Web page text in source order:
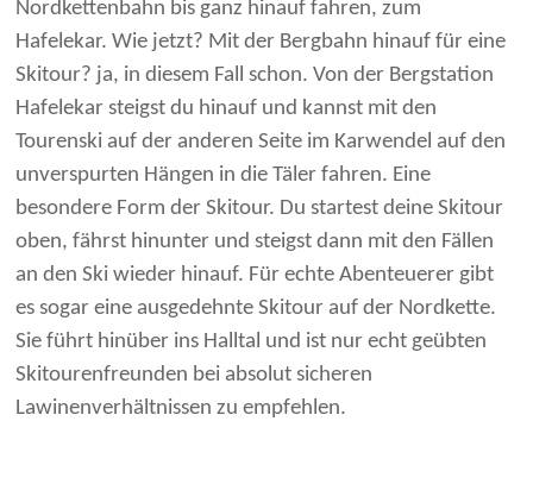
Nordkettenbahn bis ganz hinauf fahren, zum
Hafelekar. Wie jetzt? Mit der Bergbahn hinauf für eine
Skitour? ja, in diesem Fall schon. Von der Bergstation
Hafelekar steigst du hinauf und kannst mit den
Tourenski auf der anderen Seite im Karwendel auf den
unverspurten Hängen in die Täler fahren. Eine
besondere Form der Skitour. Du startest deine Skitour
oben, fährst hinunter und steigst dann mit den Fällen
an den Ski wieder hinauf. Für echte Abenteuerer gibt
es sogar eine ausgedehnte Skitour auf der Nordkette.
Sie führt hinüber ins Halltal und ist nur echt geübten
Skitourenfreunden bei absolut sicheren
Lawinenverhältnissen zu empfehlen.